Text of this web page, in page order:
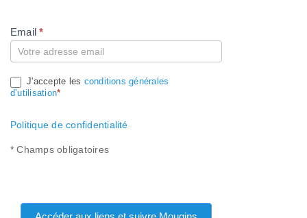
Compte
Email*
J'accepte les conditions générales
d’utilisation*
Politique de confidentialité
* Champs obligatoires